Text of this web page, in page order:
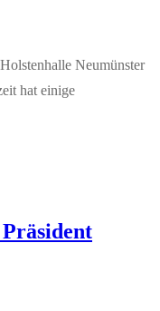
Neumünster
hat einige